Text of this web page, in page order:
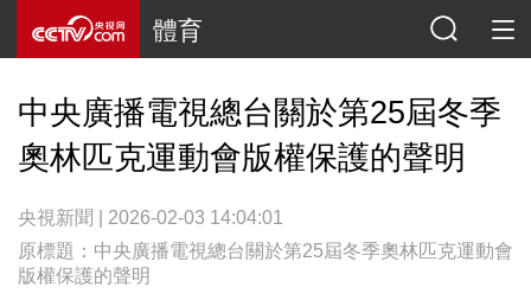
體育
中央廣播電視總台關於第25屆冬季
奧林匹克運動會版權保護的聲明
央視新聞 | 2026-02-03 14:04:01
原標題：中央廣播電視總台關於第25屆冬季奧林匹克運動會
版權保護的聲明